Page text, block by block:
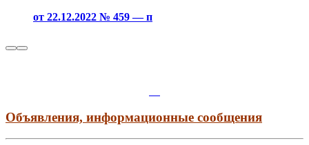
от 22.12.2022 № 459 — п
Объявления, информационные сообщения